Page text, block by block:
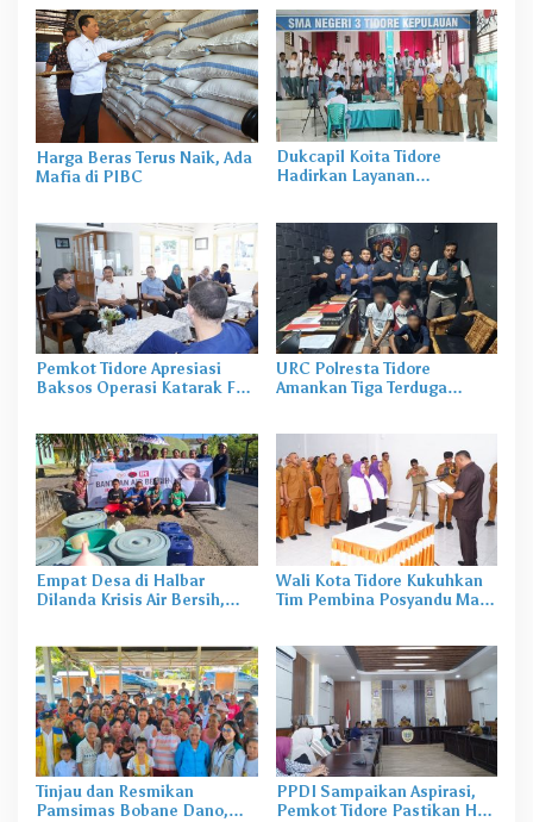
Harga Beras Terus Naik, Ada
Mafia di PIBC
Dukcapil Koita Tidore
Hadirkan Layanan
Pemkot Tidore Apresiasi
Baksos Operasi Katarak FK-
URC Polresta Tidore
Amankan Tiga Terduga
Empat Desa di Halbar
Dilanda Krisis Air Bersih,
Wali Kota Tidore Kukuhkan
Tim Pembina Posyandu Masa
Tinjau dan Resmikan
Pamsimas Bobane Dano,
PPDI Sampaikan Aspirasi,
Pemkot Tidore Pastikan Hak